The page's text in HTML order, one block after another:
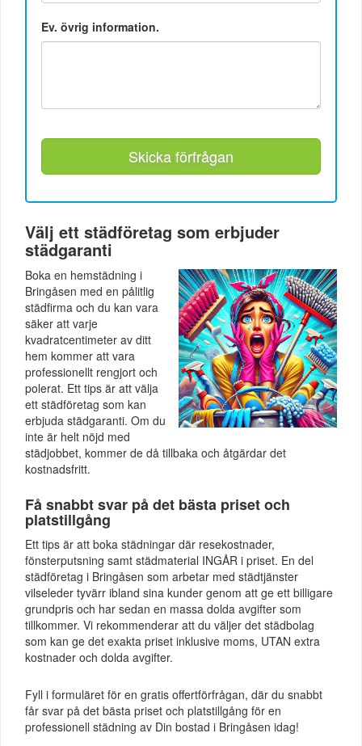
Ev. övrig information.
Skicka förfrågan
Välj ett städföretag som erbjuder
städgaranti
Boka en hemstädning i
Bringåsen med en pålitlig
städfirma och du kan vara
säker att varje
kvadratcentimeter av ditt
hem kommer att vara
professionellt rengjort och
polerat. Ett tips är att välja
ett städföretag som kan
erbjuda städgaranti. Om du
inte är helt nöjd med
städjobbet, kommer de då tillbaka och åtgärdar det
kostnadsfritt.
Få snabbt svar på det bästa priset och
platstillgång
Ett tips är att boka städningar där resekostnader,
fönsterputsning samt städmaterial INGÅR i priset. En del
städföretag i Bringåsen som arbetar med städtjänster
vilseleder tyvärr ibland sina kunder genom att ge ett billigare
grundpris och har sedan en massa dolda avgifter som
tillkommer. Vi rekommenderar att du väljer det städbolag
som kan ge det exakta priset inklusive moms, UTAN extra
kostnader och dolda avgifter.
Fyll i formuläret för en gratis offertförfrågan, där du snabbt
får svar på det bästa priset och platstillgång för en
professionell städning av Din bostad i Bringåsen idag!